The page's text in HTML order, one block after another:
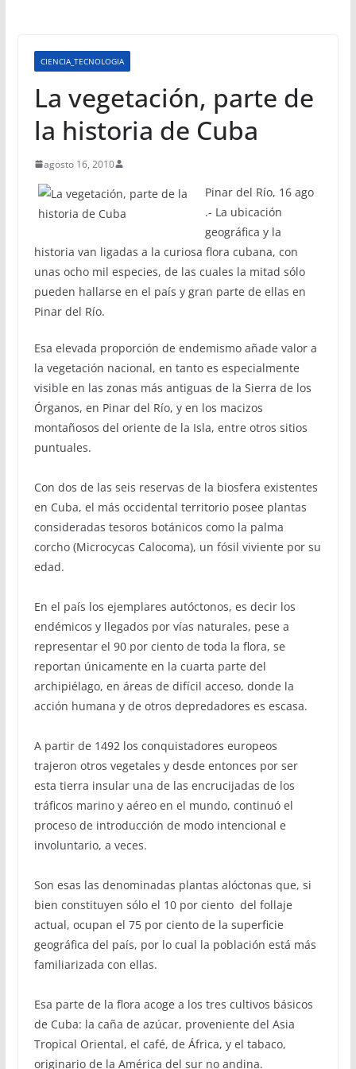
CIENCIA_TECNOLOGIA
La vegetación, parte de
la historia de Cuba
agosto 16, 2010
Pinar del Río, 16 ago
.- La ubicación
geográfica y la
historia van ligadas a la curiosa flora cubana, con
unas ocho mil especies, de las cuales la mitad sólo
pueden hallarse en el país y gran parte de ellas en
Pinar del Río.
Esa elevada proporción de endemismo añade valor a
la vegetación nacional, en tanto es especialmente
visible en las zonas más antiguas de la Sierra de los
Órganos, en Pinar del Río, y en los macizos
montañosos del oriente de la Isla, entre otros sitios
puntuales.
Con dos de las seis reservas de la biosfera existentes
en Cuba, el más occidental territorio posee plantas
consideradas tesoros botánicos como la palma
corcho (Microcycas Calocoma), un fósil viviente por su
edad.
En el país los ejemplares autóctonos, es decir los
endémicos y llegados por vías naturales, pese a
representar el 90 por ciento de toda la flora, se
reportan únicamente en la cuarta parte del
archipiélago, en áreas de difícil acceso, donde la
acción humana y de otros depredadores es escasa.
A partir de 1492 los conquistadores europeos
trajeron otros vegetales y desde entonces por ser
esta tierra insular una de las encrucijadas de los
tráficos marino y aéreo en el mundo, continuó el
proceso de introducción de modo intencional e
involuntario, a veces.
Son esas las denominadas plantas alóctonas que, si
bien constituyen sólo el 10 por ciento del follaje
actual, ocupan el 75 por ciento de la superficie
geográfica del país, por lo cual la población está más
familiarizada con ellas.
Esa parte de la flora acoge a los tres cultivos básicos
de Cuba: la caña de azúcar, proveniente del Asia
Tropical Oriental, el café, de África, y el tabaco,
originario de la América del sur no andina.